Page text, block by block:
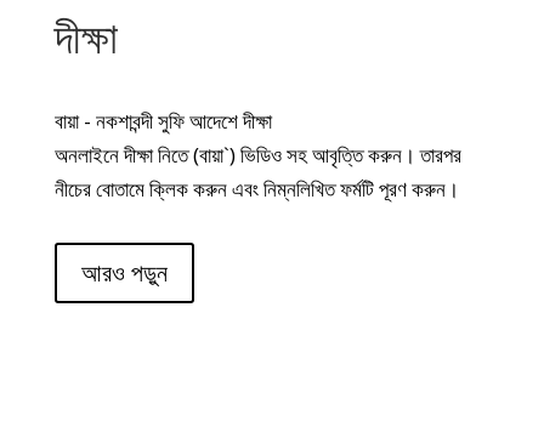
দীক্ষা
বায়া - নকশাবন্দী সুফি আদেশে দীক্ষা
অনলাইনে দীক্ষা নিতে (বায়া`) ভিডিও সহ আবৃত্তি করুন। তারপর
নীচের বোতামে ক্লিক করুন এবং নিম্নলিখিত ফর্মটি পূরণ করুন।
আরও পড়ুন